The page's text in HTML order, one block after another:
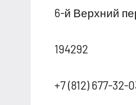
6-й Верхний
194292
+7 (812) 677-32-